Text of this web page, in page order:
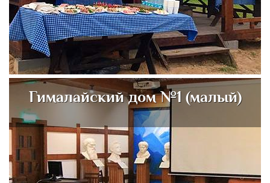
Гималайский дом №1 (малый)